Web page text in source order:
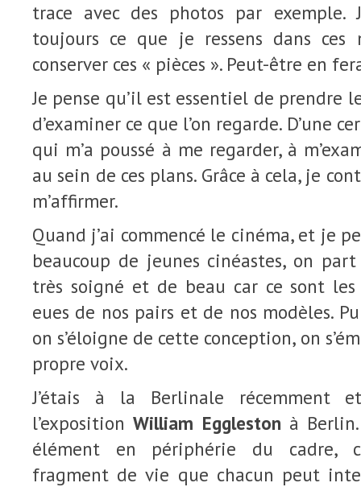
trace avec des photos par exemple.
toujours ce que je ressens dans ces
conserver ces « pièces ». Peut-être en
Je pense qu’il est essentiel de prendre
d’examiner ce que l’on regarde. D’une
qui m’a poussé à me regarder, à
au sein de ces plans. Grâce à cela, je
m’affirmer.
Quand j’ai commencé le cinéma, et je
beaucoup de jeunes cinéastes, on
très soigné et de beau car ce sont les
eues de nos pairs et de nos modèles.
on s’éloigne de cette conception, on
propre voix.
J’étais à la Berlinale récemment
l’expositionWilliam Eggleston à
élément en périphérie du cadre,
fragment de vie que chacun peut